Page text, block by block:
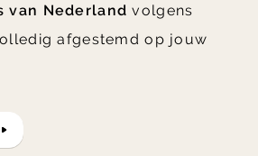
van Nederland volgens
afgestemd op jouw